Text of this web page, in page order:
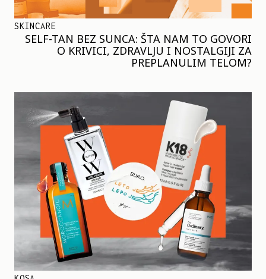
SKINCARE
SELF-TAN BEZ SUNCA: ŠTA NAM TO GOVORI
O KRIVICI, ZDRAVLJU I NOSTALGIJI ZA
PREPLANULIM TELOM?